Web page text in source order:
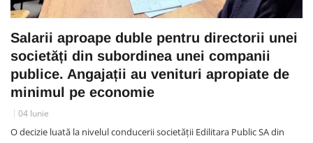
Salarii aproape duble pentru directorii unei
societăți din subordinea unei companii
publice. Angajații au venituri apropiate de
minimul pe economie
04 Iunie
O decizie luată la nivelul conducerii societății Edilitara Public SA din